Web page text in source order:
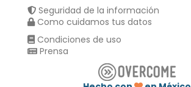
Seguridad de la información
Como cuidamos tus datos
Condiciones de uso
Prensa